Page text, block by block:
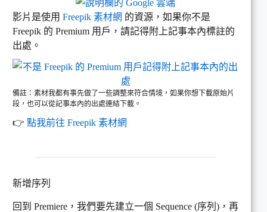
影片是使用 Freepik 素材網 的資源，如果你不是
Freepik 的 Premium 用戶，請記得附上記事本內標註的
出處。
備註：素材我都有事先做了一些調整來符合情境，如果你想下載原始片
段，也可以從記事本內的出處連結下載。
👉 點我前往 Freepik 素材網
新增序列
回到 Premiere，我們要先建立一個 Sequence (序列)，再